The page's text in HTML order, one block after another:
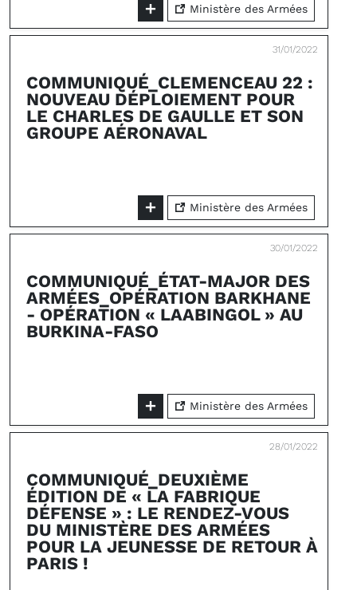
Ministère des Armées
31/01/2022
COMMUNIQUÉ_CLEMENCEAU 22 :
NOUVEAU DÉPLOIEMENT POUR
LE CHARLES DE GAULLE ET SON
GROUPE AÉRONAVAL
Ministère des Armées
30/01/2022
COMMUNIQUÉ_ÉTAT-MAJOR DES
ARMÉES_OPÉRATION BARKHANE
- OPÉRATION « LAABINGOL » AU
BURKINA-FASO
Ministère des Armées
28/01/2022
COMMUNIQUÉ_DEUXIÈME
ÉDITION DE « LA FABRIQUE
DÉFENSE » : LE RENDEZ-VOUS
DU MINISTÈRE DES ARMÉES
POUR LA JEUNESSE DE RETOUR À
PARIS !